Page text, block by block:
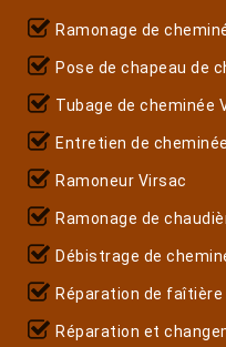
Ramonage de
Pose de chapeau de
Tubage de cheminée
Entretien de
Ramoneur Virsac
Ramonage de
Débistrage de
Réparation de
Réparation et